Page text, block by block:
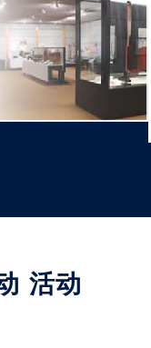
活动